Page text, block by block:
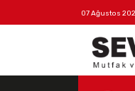
07 Ağustos
Tüm